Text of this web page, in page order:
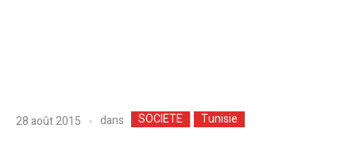
28 août 2015 dans SOCIETE Tunisie